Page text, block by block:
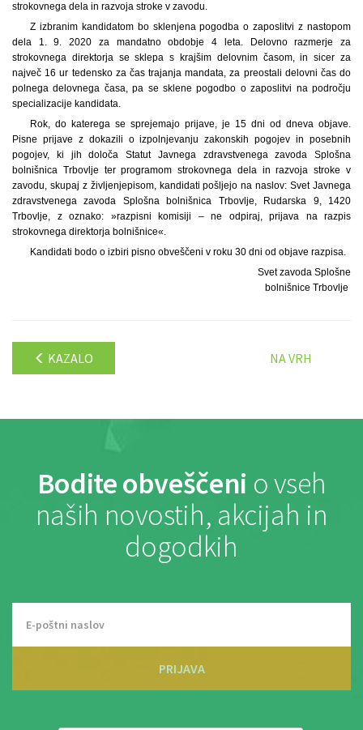
strokovnega dela in razvoja stroke v zavodu.
Z izbranim kandidatom bo sklenjena pogodba o zaposlitvi z nastopom
dela 1. 9. 2020 za mandatno obdobje 4 leta. Delovno razmerje za
strokovnega direktorja se sklepa s krajšim delovnim časom, in sicer za
največ 16 ur tedensko za čas trajanja mandata, za preostali delovni čas do
polnega delovnega časa, pa se sklene pogodbo o zaposlitvi na področju
specializacije kandidata.
Rok, do katerega se sprejemajo prijave, je 15 dni od dneva objave.
Pisne prijave z dokazili o izpolnjevanju zakonskih pogojev in posebnih
pogojev, ki jih določa Statut Javnega zdravstvenega zavoda Splošna
bolnišnica Trbovlje ter programom strokovnega dela in razvoja stroke v
zavodu, skupaj z življenjepisom, kandidati pošljejo na naslov: Svet Javnega
zdravstvenega zavoda Splošna bolnišnica Trbovlje, Rudarska 9, 1420
Trbovlje, z oznako: »razpisni komisiji – ne odpiraj, prijava na razpis
strokovnega direktorja bolnišnice«.
Kandidati bodo o izbiri pisno obveščeni v roku 30 dni od objave razpisa.
Svet zavoda Splošne
bolnišnice Trbovlje
KAZALO NA VRH
Bodite obveščeni o vseh
naših novostih, akcijah in
dogodkih
PRIJAVA